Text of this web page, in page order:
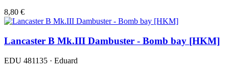
8,80 €
Lancaster B Mk.III Dambuster - Bomb bay [HKM]
EDU 481135 · Eduard